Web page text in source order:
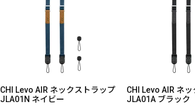
CHI Levo AIR ネックストラップ
JLA01N ネイビー
CHI Levo AIR ネ
JLA01A ブラック